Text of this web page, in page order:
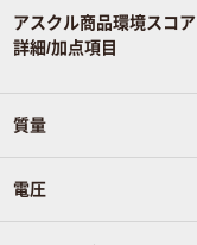
アスクル商品環境スコア
詳細/加点項目
質量
電圧